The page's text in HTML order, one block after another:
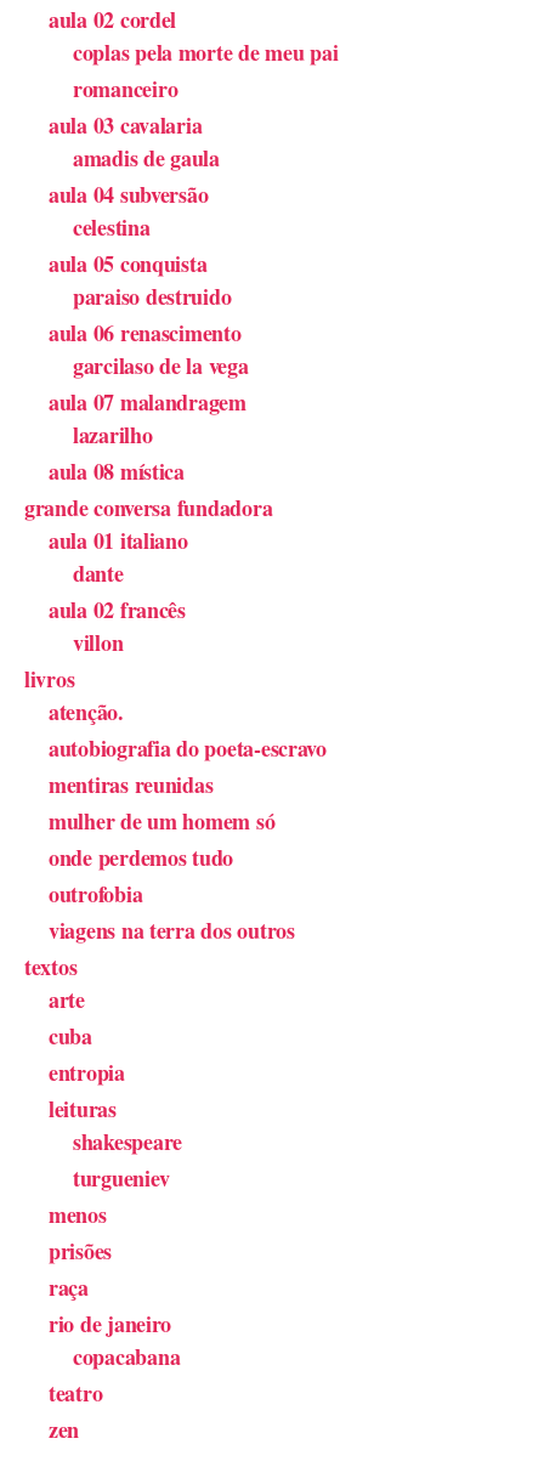
aula 02 cordel
coplas pela morte de meu pai
romanceiro
aula 03 cavalaria
amadis de gaula
aula 04 subversão
celestina
aula 05 conquista
paraiso destruido
aula 06 renascimento
garcilaso de la vega
aula 07 malandragem
lazarilho
aula 08 mística
grande conversa fundadora
aula 01 italiano
dante
aula 02 francês
villon
livros
atenção.
autobiografia do poeta-escravo
mentiras reunidas
mulher de um homem só
onde perdemos tudo
outrofobia
viagens na terra dos outros
textos
arte
cuba
entropia
leituras
shakespeare
turgueniev
menos
prisões
raça
rio de janeiro
copacabana
teatro
zen